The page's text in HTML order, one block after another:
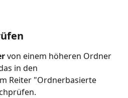
von einem höheren Ordner
in den
Reiter "Ordnerbasierte